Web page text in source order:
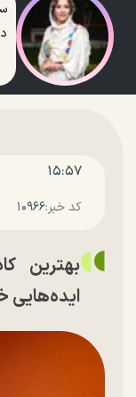
۱۵:۵۷
کد خبر:۱۰۹۶۶
ایده‌هایی